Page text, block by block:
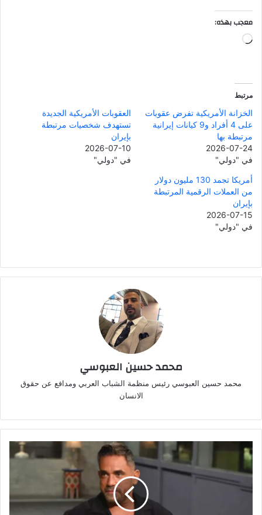
معجب بهذه:
جاري
مرتبط
الخزانة الأمريكية تفرض عقوبات
على 4 أفراد و9 كيانات إيرانية
مرتبطة بها
2026-07-24
في "دولي"
العقوبات الأمريكية الجديدة
تستهدف شخصيات مرتبطة
بإيران
2026-07-10
في "دولي"
أمريكا تجمد 130 مليون دولار
من العملات الرقمية المرتبطة
بإيران
2026-07-15
في "دولي"
محمد حسين العبوسي
محمد حسين العبوسي رئيس منظمة الشباب العربي ومدافع عن حقوق
الانسان
أمير
كرارة
يوضح
موقفه
من